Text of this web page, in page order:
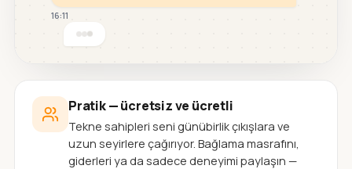
16:11
Pratik — ücretsiz ve ücretli
Tekne sahipleri seni günübirlik çıkışlara ve
uzun seyirlere çağırıyor. Bağlama masrafını,
giderleri ya da sadece deneyimi paylaşın —